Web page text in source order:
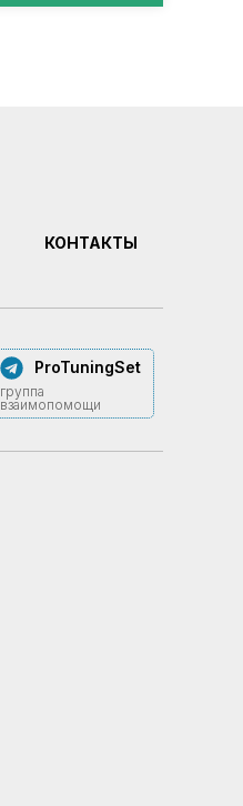
КОНТАКТЫ
ProTuningSet
группа
взаимопомощи